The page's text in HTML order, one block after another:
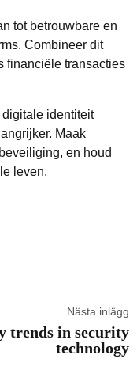
tot betrouwbare en
Combineer dit
financiële transacties
identiteit
Maak
en houd
leven.
Nästa inlägg
trends in security
technology